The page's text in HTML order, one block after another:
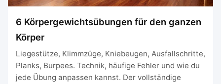
6 Körpergewichtsübungen für den ganzen
Körper
Liegestütze, Klimmzüge, Kniebeugen, Ausfallschritte,
Planks, Burpees. Technik, häufige Fehler und wie du
jede Übung anpassen kannst. Der vollständige